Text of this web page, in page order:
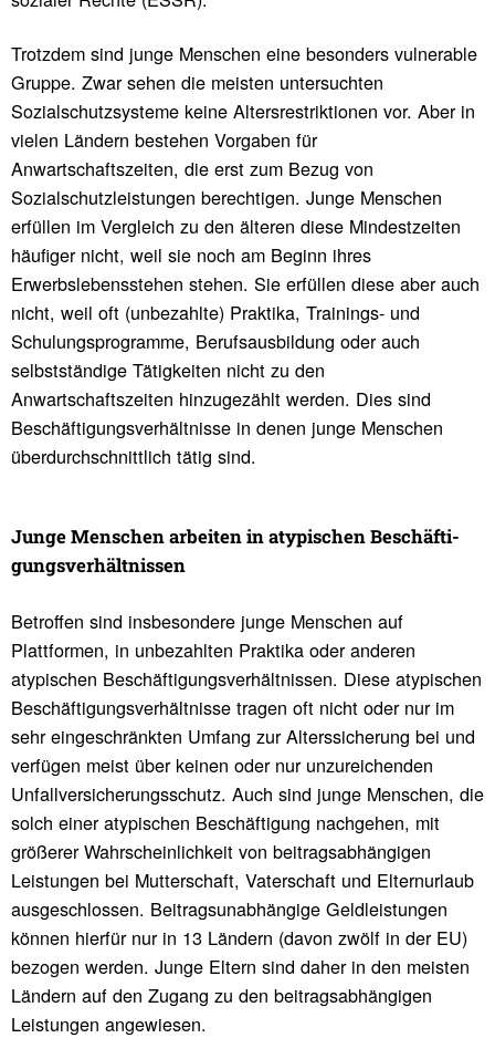
Trotzdem sind junge Menschen eine besonders vulnerable
Gruppe. Zwar sehen die meisten untersuchten
Sozialschutzsysteme keine Altersrestriktionen vor. Aber in
vielen Ländern bestehen Vorgaben für
Anwartschaftszeiten, die erst zum Bezug von
Sozialschutzleistungen berechtigen. Junge Menschen
erfüllen im Vergleich zu den älteren diese Mindestzeiten
häufiger nicht, weil sie noch am Beginn ihres
Erwerbslebensstehen stehen. Sie erfüllen diese aber auch
nicht, weil oft (unbezahlte) Praktika, Trainings- und
Schulungsprogramme, Berufsausbildung oder auch
selbstständige Tätigkeiten nicht zu den
Anwartschaftszeiten hinzugezählt werden. Dies sind
Beschäftigungsverhältnisse in denen junge Menschen
überdurchschnittlich tätig sind.
Junge Menschen arbeiten in atypi­schen Beschäf­ti­
gungs­ver­hält­nissen
Betroffen sind insbesondere junge Menschen auf
Plattformen, in unbezahlten Praktika oder anderen
atypischen Beschäftigungsverhältnissen. Diese atypischen
Beschäftigungsverhältnisse tragen oft nicht oder nur im
sehr eingeschränkten Umfang zur Alterssicherung bei und
verfügen meist über keinen oder nur unzureichenden
Unfallversicherungsschutz. Auch sind junge Menschen, die
solch einer atypischen Beschäftigung nachgehen, mit
größerer Wahrscheinlichkeit von beitragsabhängigen
Leistungen bei Mutterschaft, Vaterschaft und Elternurlaub
ausgeschlossen. Beitragsunabhängige Geldleistungen
können hierfür nur in 13 Ländern (davon zwölf in der EU)
bezogen werden. Junge Eltern sind daher in den meisten
Ländern auf den Zugang zu den beitragsabhängigen
Leistungen angewiesen.